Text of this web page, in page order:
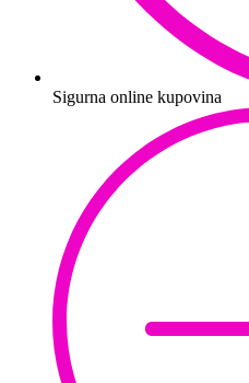
Sigurna online kupovina